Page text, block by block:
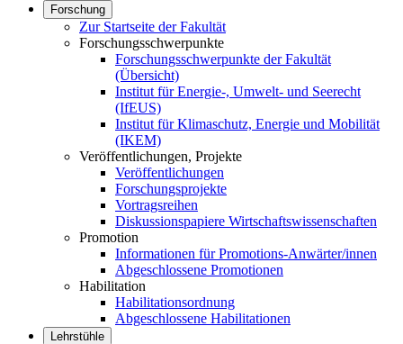
Forschung
Zur Startseite der Fakultät
Forschungsschwerpunkte
Forschungsschwerpunkte der Fakultät
(Übersicht)
Institut für Energie-, Umwelt- und Seerecht
(IfEUS)
Institut für Klimaschutz, Energie und Mobilität
(IKEM)
Veröffentlichungen, Projekte
Veröffentlichungen
Forschungsprojekte
Vortragsreihen
Diskussionspapiere Wirtschaftswissenschaften
Promotion
Informationen für Promotions-Anwärter/innen
Abgeschlossene Promotionen
Habilitation
Habilitationsordnung
Abgeschlossene Habilitationen
Lehrstühle